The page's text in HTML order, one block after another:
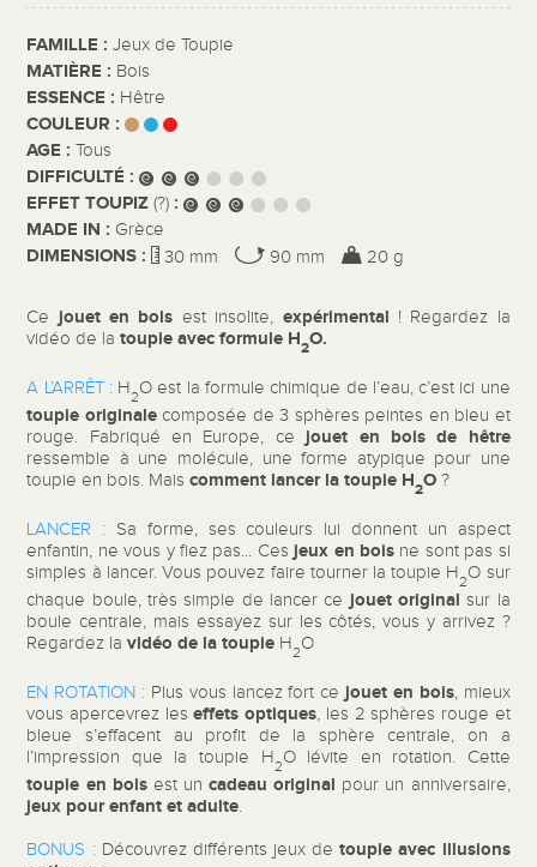
FAMILLE :Jeux de Toupie
MATIÈRE : Bois
ESSENCE : Hêtre
COULEUR :
AGE :Tous
DIFFICULTÉ :
EFFET TOUPIZ(?) :
MADE IN : Grèce
DIMENSIONS : 30 mm 90 mm 20 g
Ce jouet en bois est insolite, expérimental ! Regardez la
vidéo de la toupie avec formule H2O.
A L’ARRÊT :H2O est la formule chimique de l’eau, c’est ici une
toupie originalecomposée de 3 sphères peintes en bleu et
rouge. Fabriqué en Europe, ce jouet en bois de hêtre
ressemble à une molécule, une forme atypique pour une
toupie en bois. Maiscomment lancer la toupie H2O ?
LANCER : Sa forme, ses couleurs lui donnent un aspect
enfantin, ne vous y fiez pas... Ces jeux en bois ne sont pas si
simples à lancer. Vous pouvez faire tourner la toupie H2O sur
chaque boule, très simple de lancer ce jouet original sur la
boule centrale, mais essayez sur les côtés, vous y arrivez ?
Regardez lavidéo de la toupie H2O
EN ROTATION : Plus vous lancez fort ce jouet en bois, mieux
vous apercevrez leseffets optiques, les 2 sphères rouge et
bleue s’effacent au profit de la sphère centrale, on a
l’impression que la toupie H2O lévite en rotation. Cette
toupie en boisest uncadeau original pour un anniversaire,
jeux pour enfant et adulte.
BONUS :Découvrez différents jeux detoupie avec illusions